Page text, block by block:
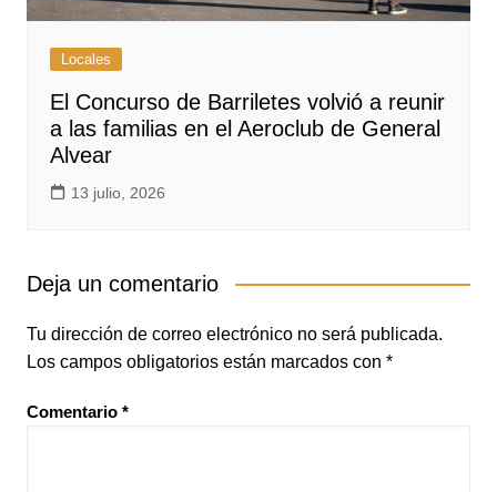
Locales
El Concurso de Barriletes volvió a reunir
a las familias en el Aeroclub de General
Alvear
13 julio, 2026
Deja un comentario
Tu dirección de correo electrónico no será publicada.
Los campos obligatorios están marcados con *
Comentario *